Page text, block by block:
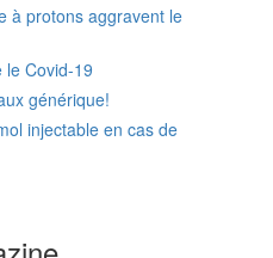
à protons aggravent le
le Covid-19
générique!
injectable en cas de